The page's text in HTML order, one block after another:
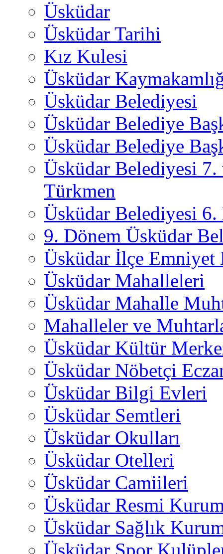
Üsküdar
Üsküdar Tarihi
Kız Kulesi
Üsküdar
Üsküdar Belediyesi
Üsküdar Belediye
Üsküdar Belediye
Üsküdar Belediyesi
Türkmen
Üsküdar Belediyesi 6.
9. Dönem Üsküdar
Üsküdar İlçe
Üsküdar Mahalleleri
Üsküdar Mahalle
Mahalleler ve
Üsküdar Kültür
Üsküdar Nöbetçi
Üsküdar Bilgi Evleri
Üsküdar Semtleri
Üsküdar Okulları
Üsküdar Otelleri
Üsküdar Camiileri
Üsküdar Resmi
Üsküdar Sağlık